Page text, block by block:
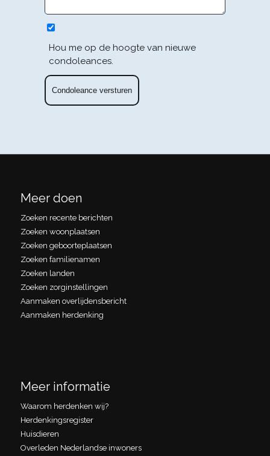
Hou me op de hoogte van nieuwe
condoleances.
Meer doen
Zoeken recente berichten
Zoeken woonplaatsen
Zoeken geboorteplaatsen
Zoeken familienamen
Zoeken landen
Zoeken zorginstellingen
Aanmaken overlijdensbericht
Aanmaken herdenking
Meer informatie
Waarom herdenken wij?
Herdenkingsregister
Huisdieren
Overleden Nederlandse inwoners